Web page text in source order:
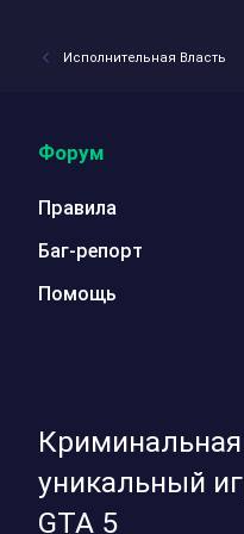
Исполнительная Власть
уникальный
GTA 5
Форум
Правила
Баг-репорт
Помощь